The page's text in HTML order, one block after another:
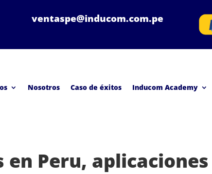
ventaspe@inducom.com.pe
Nosotros Caso de éxitos Inducom Academy
Peru, aplicaciones